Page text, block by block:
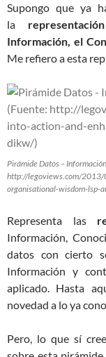
Supongo que ya
la
Información, el
Me refiero a esta
Pirámide Datos –
http://legoviews.com/
organisational-wisdom-lsp-
Representa las
Información,
datos con cierto
Información y
aplicado. Hasta
novedad a lo ya
Pero, lo que sí